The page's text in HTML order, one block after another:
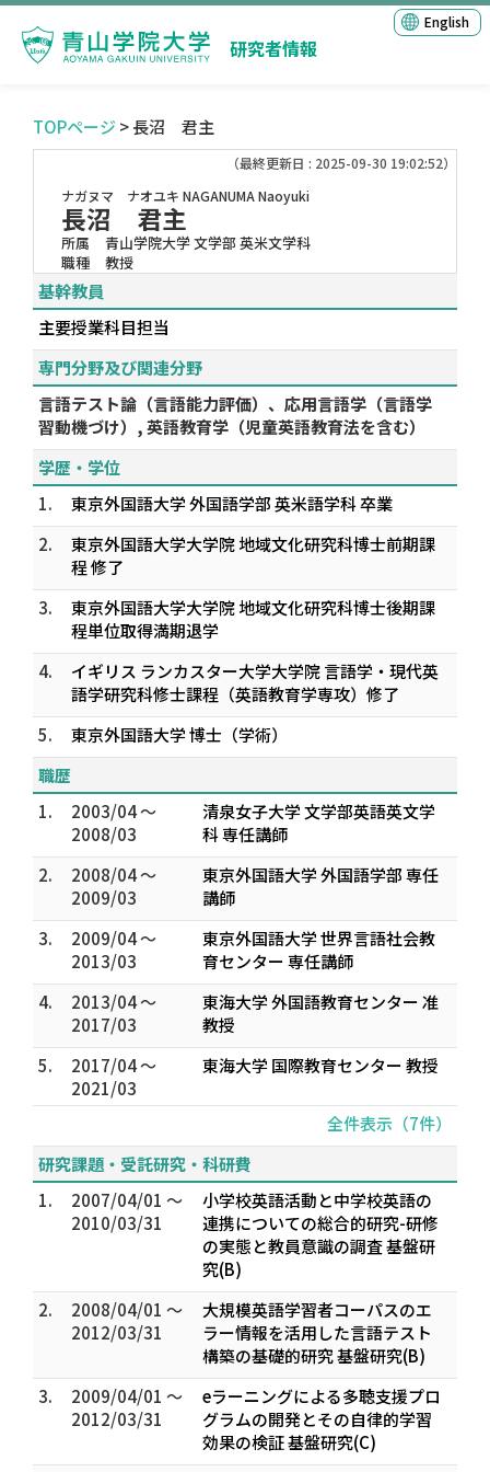
研究者情報
English
TOPページ > 長沼 君主
（最終更新日 : 2025-09-30 19:02:52）
ナガヌマ ナオユキ NAGANUMA Naoyuki
長沼 君主
所属
青山学院大学 文学部 英米文学科
職種
教授
基幹教員
主要授業科目担当
専門分野及び関連分野
言語テスト論（言語能力評価）、応用言語学（言語学
習動機づけ）, 英語教育学（児童英語教育法を含む）
学歴・学位
1.
東京外国語大学 外国語学部 英米語学科 卒業
2.
東京外国語大学大学院 地域文化研究科博士前期課
程 修了
3.
東京外国語大学大学院 地域文化研究科博士後期課
程単位取得満期退学
4.
イギリス ランカスター大学大学院 言語学・現代英
語学研究科修士課程（英語教育学専攻）修了
5.
東京外国語大学 博士（学術）
職歴
1.
2003/04 ～
2008/03
清泉女子大学 文学部英語英文学
科 専任講師
2.
2008/04 ～
2009/03
東京外国語大学 外国語学部 専任
講師
3.
2009/04 ～
2013/03
東京外国語大学 世界言語社会教
育センター 専任講師
4.
2013/04 ～
2017/03
東海大学 外国語教育センター 准
教授
5.
2017/04 ～
2021/03
東海大学 国際教育センター 教授
全件表示（7件）
研究課題・受託研究・科研費
1.
2007/04/01 ～
2010/03/31
小学校英語活動と中学校英語の
連携についての総合的研究-研修
の実態と教員意識の調査 基盤研
究(B)
2.
2008/04/01 ～
2012/03/31
大規模英語学習者コーパスのエ
ラー情報を活用した言語テスト
構築の基礎的研究 基盤研究(B)
3.
2009/04/01 ～
2012/03/31
eラーニングによる多聴支援プロ
グラムの開発とその自律的学習
効果の検証 基盤研究(C)